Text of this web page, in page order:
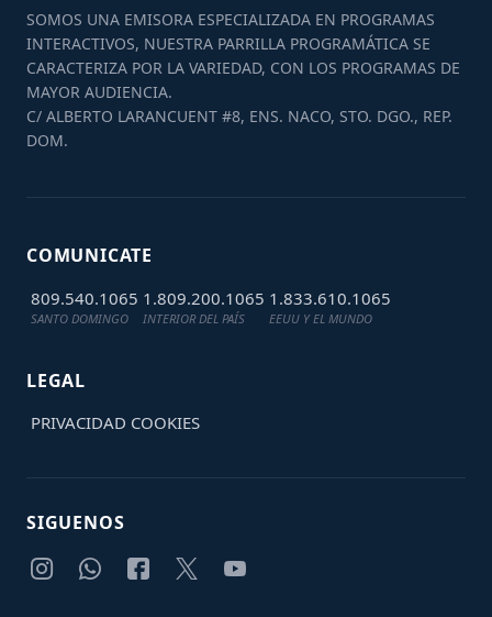
SOMOS UNA EMISORA ESPECIALIZADA EN PROGRAMAS
INTERACTIVOS, NUESTRA PARRILLA PROGRAMÁTICA SE
CARACTERIZA POR LA VARIEDAD, CON LOS PROGRAMAS DE
MAYOR AUDIENCIA.
C/ ALBERTO LARANCUENT #8, ENS. NACO, STO. DGO., REP.
DOM.
COMUNICATE
809.540.1065
SANTO DOMINGO
1.809.200.1065
INTERIOR DEL PAÍS
1.833.610.1065
EEUU Y EL MUNDO
LEGAL
PRIVACIDAD COOKIES
SIGUENOS